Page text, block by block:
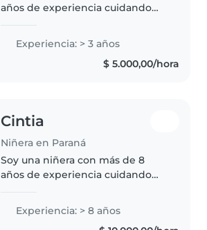
años de experiencia cuidando
bebés hasta escolares. Soy una
persona responsable, paciente y
divertida que disfruta mucho..
Experiencia: > 3 años
$ 5.000,00/hora
Cintia
Niñera en Paraná
Soy una niñera con más de 8
años de experiencia cuidando
persona responsable, habladora
Experiencia: > 8 años